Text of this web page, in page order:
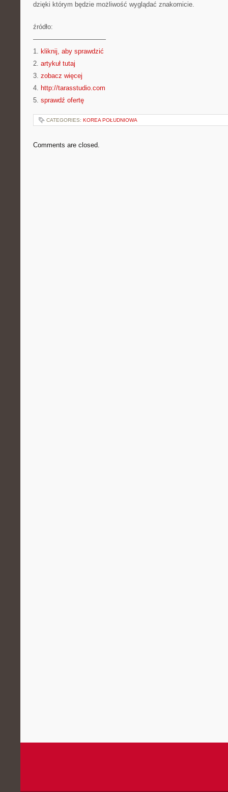
dzięki którym będzie możliwość wyglądać znakomicie.
źródło:
———————————
1. kliknij, aby sprawdzić
2. artykuł tutaj
3. zobacz więcej
4. http://tarasstudio.com
5. sprawdź ofertę
CATEGORIES: KOREA POŁUDNIOWA
Comments are closed.